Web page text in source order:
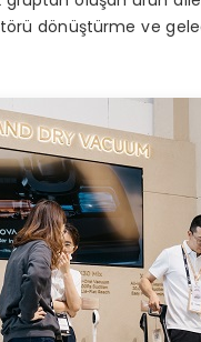
dönüştürme ve